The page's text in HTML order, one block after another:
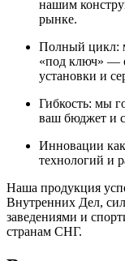
нашим
рынке.
Полный цикл:
«под ключ» —
установки и
Гибкость: мы
ваш бюджет и
Инновации
технологий и
Наша продукция
Внутренних Дел,
заведениями и
странам СНГ.